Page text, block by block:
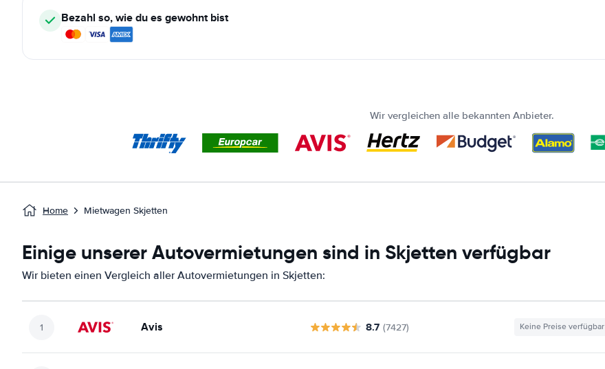
Bezahl so, wie du es gewohnt bist
Wir vergleichen alle bekannten Anbieter.
Home Mietwagen Skjetten
Einige unserer Autovermietungen sind in Skjetten verfügbar
Wir bieten einen Vergleich aller Autovermietungen in Skjetten:
Avis 8.7 (7427) Keine Preise verfügbar